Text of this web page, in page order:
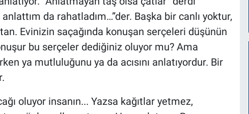
anlattım da rahatladım…”der. Başka bir canlı yoktur,
Evinizin saçağında konuşan serçeleri düşünün
bu serçeler dediğiniz oluyor mu? Ama
ya mutluluğunu ya da acısını anlatıyordur. Bir
oluyor insanın... Yazsa kağıtlar yetmez,